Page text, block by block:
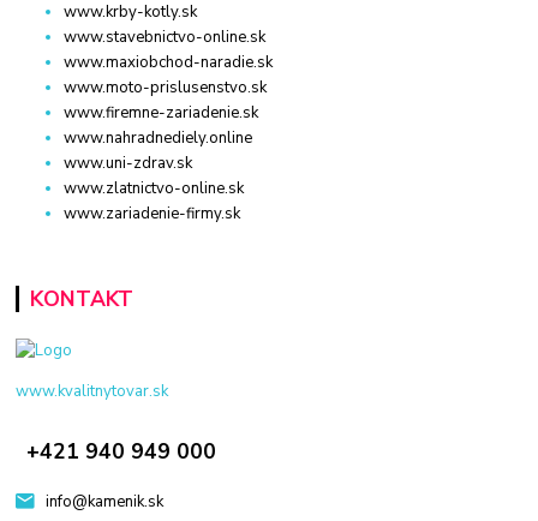
www.krby-kotly.sk
www.stavebnictvo-online.sk
www.maxiobchod-naradie.sk
www.moto-prislusenstvo.sk
www.firemne-zariadenie.sk
www.nahradnediely.online
www.uni-zdrav.sk
www.zlatnictvo-online.sk
www.zariadenie-firmy.sk
KONTAKT
www.kvalitnytovar.sk
+421 940 949 000
info@kamenik.sk